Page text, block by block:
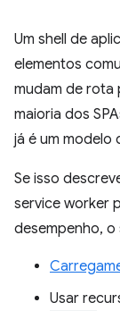
Um shell de
elementos
mudam de rota
maioria dos
já é um modelo
Se isso
service worker
desempenho, o
Usar